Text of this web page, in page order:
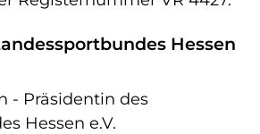
Hessen
- Präsidentin des
Hessen e.V.